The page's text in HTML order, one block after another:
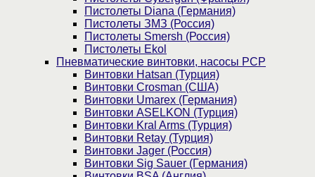
Пистолеты Diana (Германия)
Пистолеты ЗМЗ (Россия)
Пистолеты Smersh (Россия)
Пистолеты Ekol
Пневматические винтовки, насосы PCP
Винтовки Hatsan (Турция)
Винтовки Crosman (США)
Винтовки Umarex (Германия)
Винтовки ASELKON (Турция)
Винтовки Kral Arms (Турция)
Винтовки Retay (Турция)
Винтовки Jager (Россия)
Винтовки Sig Sauer (Германия)